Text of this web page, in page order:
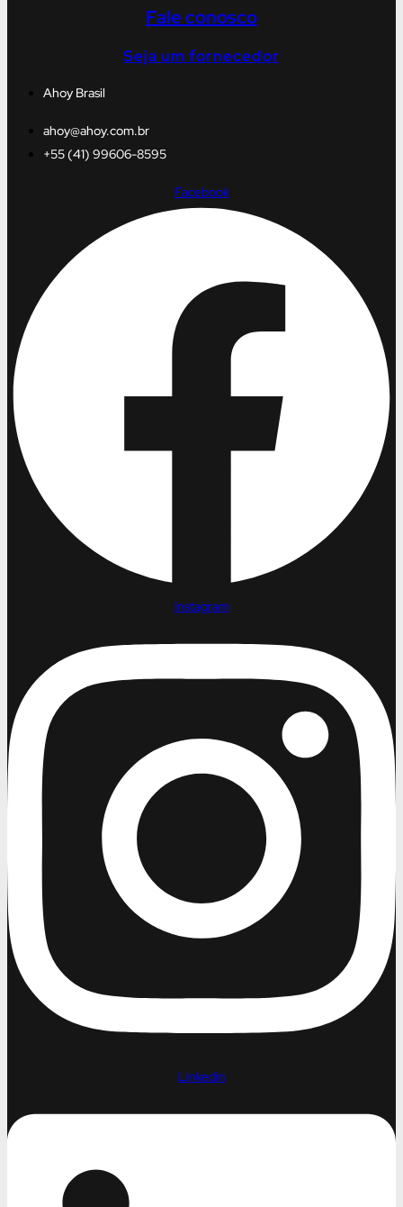
Fale conosco
Seja um fornecedor
Ahoy Brasil
ahoy@ahoy.com.br
+55 (41) 99606-8595
Facebook
Instagram
Linkedin